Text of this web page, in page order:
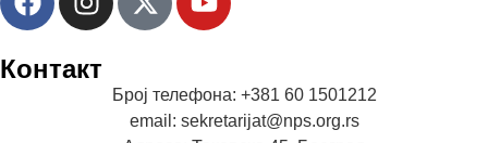
Контакт
Број телефона: +381 60 1501212
email: sekretarijat@nps.org.rs